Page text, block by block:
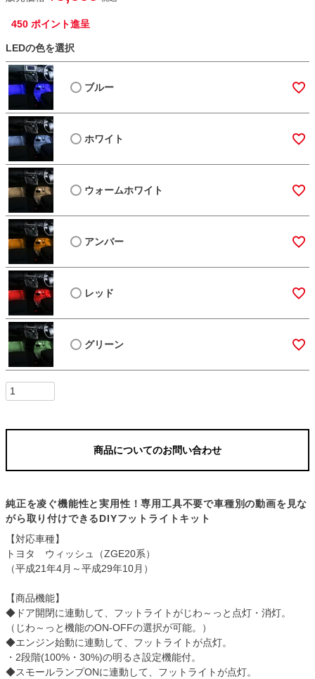
450 ポイント進呈
LEDの色を選択
ブルー
ホワイト
ウォームホワイト
アンバー
レッド
グリーン
商品についてのお問い合わせ
純正を凌ぐ機能性と実用性！専用工具不要で車種別の動画を見な
がら取り付けできるDIYフットライトキット
【対応車種】
トヨタ ウィッシュ（ZGE20系）
（平成21年4月～平成29年10月）
【商品機能】
◆ドア開閉に連動して、フットライトがじわ～っと点灯・消灯。
（じわ～っと機能のON-OFFの選択が可能。）
◆エンジン始動に連動して、フットライトが点灯。
・2段階(100%・30%)の明るさ設定機能付。
◆スモールランプONに連動して、フットライトが点灯。